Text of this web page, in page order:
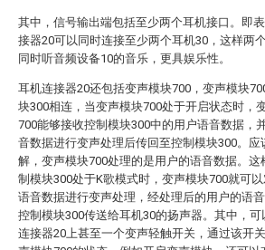
其中，信号输出端包括至少两个耳机接口。即
接器20可以同时连接至少两个耳机30，这样两
同时听音频设备10的音乐，更具娱乐性。
耳机连接器20还包括变声模块700，变声模块
块300相连，当变声模块700处于开启状态时，
700能够接收控制模块300中的用户语音数据，
音数据进行变声处理后传回至控制模块300。应
解，变声模块700处理的是用户的语音数据。这
制模块300处于K歌模式时，变声模块700就可
语音数据进行变声处理，经处理后的用户的语
控制模块300传送给耳机30的扬声器。其中，可
连接器20上甚至一个变声轻触开关，通过该开